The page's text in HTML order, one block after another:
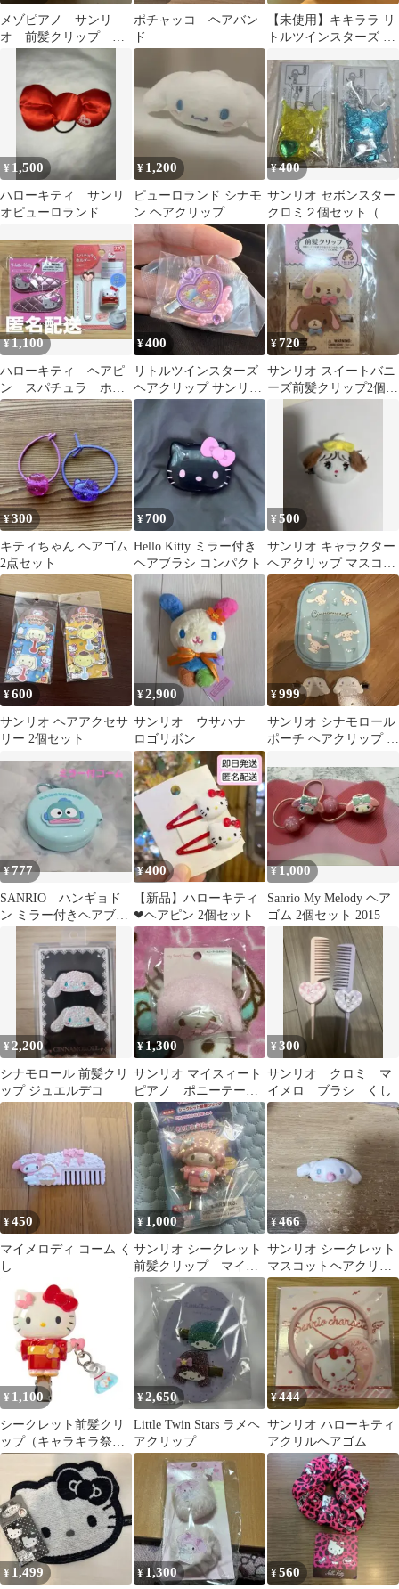
メゾピアノ サンリ
オ 前髪クリップ キ
ティ
ポチャッコ ヘアバン
ド
【未使用】キキララ リ
トルツインスターズ ヘ
ー サンリオ
¥ 1,500
ハローキティ サンリ
オピューロランド リ
年記念 kitty
¥ 1,200
ピューロランド シナモ
ン ヘアクリップ
¥400
サンリオ セボンスター
クロミ２個セット（イ
エロー、ブルー）
¥1,100
ハローキティ ヘアピ
ン スパチュラ ホル
ダー
¥400
リトルツインスターズ
ヘアクリップ サンリオ
ガチャ
¥720
サンリオ スイートバニ
ーズ前髪クリップ2個セ
ット
¥300
キティちゃん ヘアゴム
2点セット
¥700
Hello Kitty ミラー付き
ヘアブラシ コンパクト
¥500
サンリオ キャラクター
ヘアクリップ マスコッ
ト
¥600
サンリオ ヘアアクセサ
リー 2個セット
¥2,900
サンリオ ウサハナ
ロゴリボン
¥999
サンリオ シナモロール
ポーチ ヘアクリップ セ
¥777
SANRIO ハンギョド
ン ミラー付きヘアブラ
シ キーホルダー
¥400
【新品】ハローキティ
❤︎ヘアピン 2個セット
¥1,000
Sanrio My Melody ヘア
ゴム 2個セット 2015
¥ 2,200
シナモロール 前髪クリ
ップ ジュエルデコ
¥1,300
サンリオ マイスィート
ピアノ ポニーテール
ホルダー 新品
¥300
サンリオ クロミ マ
イメロ ブラシ くし
¥450
マイメロディ コーム く
し
¥ 1,000
サンリオ シークレット
前髪クリップ マイス
ウィートピアノ さん
りおきゃらくたーず
¥466
サンリオ シークレット
マスコットヘアクリッ
プ ベビー シナモロール
シナモン
¥ 1,100
シークレット前髪クリ
ップ（キャラキラ祭
り！） ハローキティ 浴
衣 金魚すくい
¥2,650
Little Twin Stars ラメヘ
アクリップ
¥444
サンリオ ハローキティ
アクリルヘアゴム
¥ 1,499 ¥1,300 ¥560